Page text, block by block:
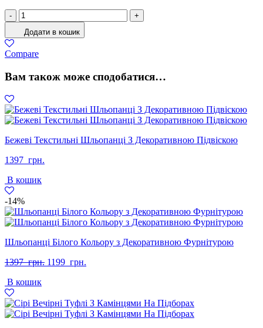
Лофери
Жіночі
Бежеві
кількість
-
+
Додати в кошик
Compare
Вам також може сподобатися…
Бежеві Текстильні Шльопанці З Декоративною Підвіскою
1397 грн.
В кошик
-14%
Шльопанці Білого Кольору з Декоративною Фурнітурою
1397 грн. Оригінальна
1199 грн.
В кошик